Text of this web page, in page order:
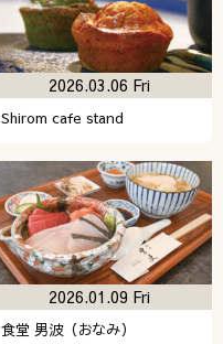
Shirom cafe stand
2026.03.06 Fri
食堂 男波（おなみ）
2026.01.09 Fri